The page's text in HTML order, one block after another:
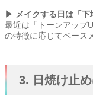
▶ メイクする日は「下
最近は「トーンアップ
の特徴に応じてベース
3. 日焼け止